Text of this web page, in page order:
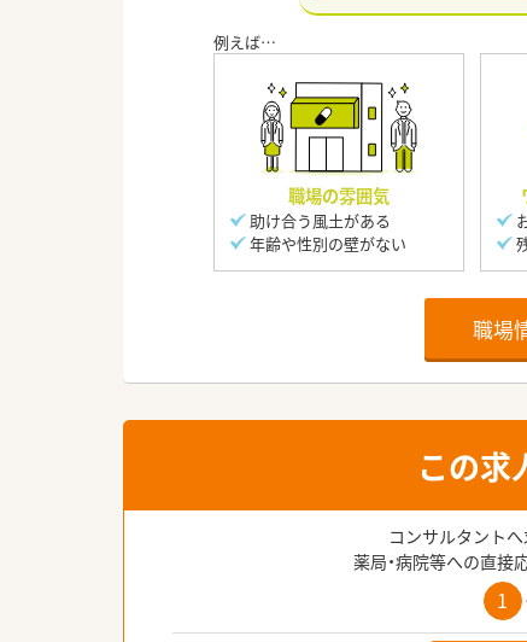
職場の雰囲気
助け合う風土がある
年齢や性別の壁がない
職場
この求
コンサルタント
薬局・病院等への直接
1